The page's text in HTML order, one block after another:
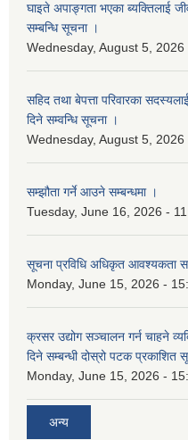
घाइते अपाङ्गता भएका ब्यक्तिलाई
सम्बन्धि सूचना ।
Wednesday, August 5,
सहिद तथा बेपत्ता परिवारका
दिने सम्वन्धि सूचना ।
Wednesday, August 5, 2026
सम्झौता गर्ने आउने सम्बन्धमा ।
Tuesday, June 16, 2026 -
सूचना प्रविधि अधिकृत आवश्यकता
Monday, June 15, 2026 -
क्रसर उद्योग सञ्चालन गर्न चाहने
दिने सम्बन्धी दोस्रो पटक प्रकाशित
Monday, June 15, 2026 -
अन्य